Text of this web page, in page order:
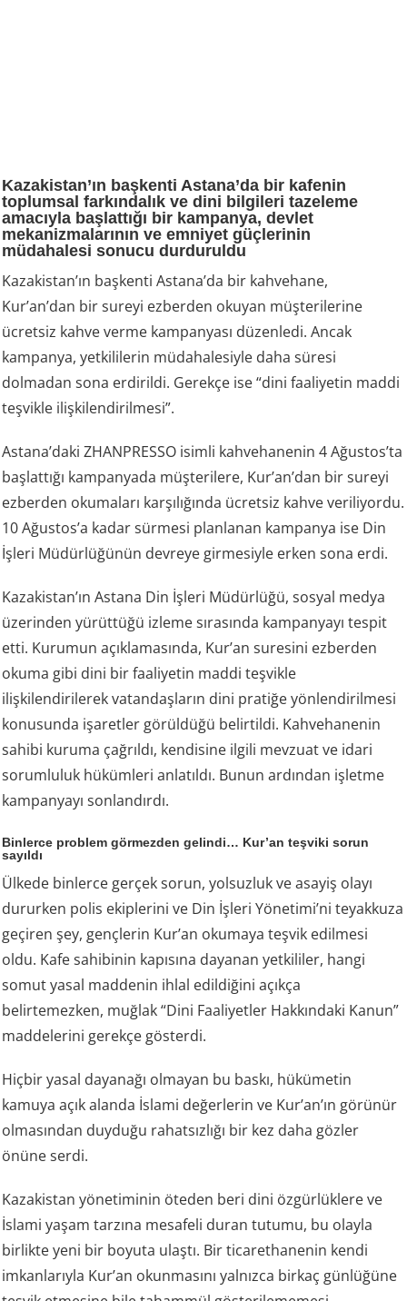
Kazakistan’ın başkenti Astana’da bir kafenin
toplumsal farkındalık ve dini bilgileri tazeleme
amacıyla başlattığı bir kampanya, devlet
mekanizmalarının ve emniyet güçlerinin
müdahalesi sonucu durduruldu
Kazakistan’ın başkenti Astana’da bir kahvehane,
Kur’an’dan bir sureyi ezberden okuyan müşterilerine
ücretsiz kahve verme kampanyası düzenledi. Ancak
kampanya, yetkililerin müdahalesiyle daha süresi
dolmadan sona erdirildi. Gerekçe ise “dini faaliyetin maddi
teşvikle ilişkilendirilmesi”.
Astana’daki ZHANPRESSO isimli kahvehanenin 4 Ağustos’ta
başlattığı kampanyada müşterilere, Kur’an’dan bir sureyi
ezberden okumaları karşılığında ücretsiz kahve veriliyordu.
10 Ağustos’a kadar sürmesi planlanan kampanya ise Din
İşleri Müdürlüğünün devreye girmesiyle erken sona erdi.
Kazakistan’ın Astana Din İşleri Müdürlüğü, sosyal medya
üzerinden yürüttüğü izleme sırasında kampanyayı tespit
etti. Kurumun açıklamasında, Kur’an suresini ezberden
okuma gibi dini bir faaliyetin maddi teşvikle
ilişkilendirilerek vatandaşların dini pratiğe yönlendirilmesi
konusunda işaretler görüldüğü belirtildi. Kahvehanenin
sahibi kuruma çağrıldı, kendisine ilgili mevzuat ve idari
sorumluluk hükümleri anlatıldı. Bunun ardından işletme
kampanyayı sonlandırdı.
Binlerce problem görmezden gelindi… Kur’an teşviki sorun
sayıldı
Ülkede binlerce gerçek sorun, yolsuzluk ve asayiş olayı
dururken polis ekiplerini ve Din İşleri Yönetimi’ni teyakkuza
geçiren şey, gençlerin Kur’an okumaya teşvik edilmesi
oldu. Kafe sahibinin kapısına dayanan yetkililer, hangi
somut yasal maddenin ihlal edildiğini açıkça
belirtemezken, muğlak “Dini Faaliyetler Hakkındaki Kanun”
maddelerini gerekçe gösterdi.
Hiçbir yasal dayanağı olmayan bu baskı, hükümetin
kamuya açık alanda İslami değerlerin ve Kur’an’ın görünür
olmasından duyduğu rahatsızlığı bir kez daha gözler
önüne serdi.
Kazakistan yönetiminin öteden beri dini özgürlüklere ve
İslami yaşam tarzına mesafeli duran tutumu, bu olayla
birlikte yeni bir boyuta ulaştı. Bir ticarethanenin kendi
imkanlarıyla Kur’an okunmasını yalnızca birkaç günlüğüne